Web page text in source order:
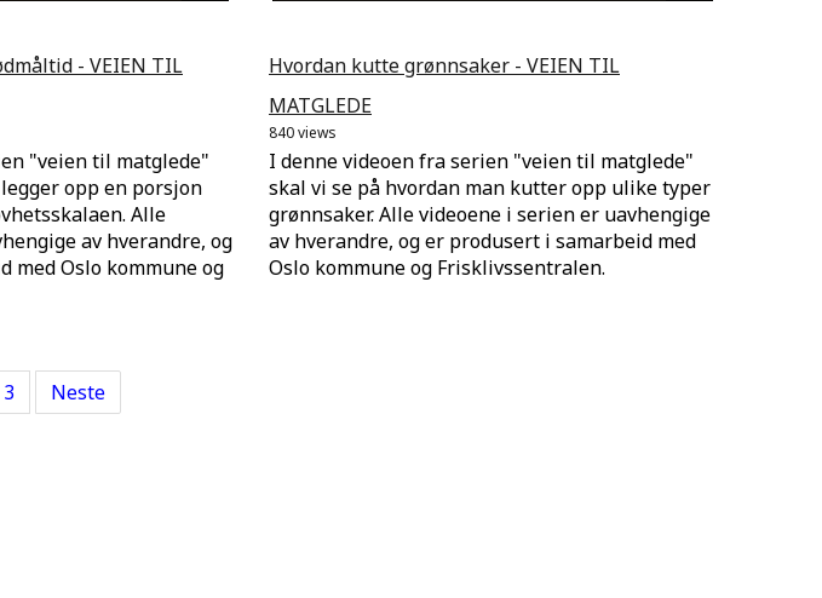
- VEIEN TIL
"veien til matglede"
opp en porsjon
Alle
av hverandre, og
med Oslo kommune og
Hvordan kutte grønnsaker - VEIEN TIL
MATGLEDE
840 views
I denne videoen fra serien "veien til matglede"
skal vi se på hvordan man kutter opp ulike typer
grønnsaker. Alle videoene i serien er uavhengige
av hverandre, og er produsert i samarbeid med
Oslo kommune og Frisklivssentralen.
3 Neste